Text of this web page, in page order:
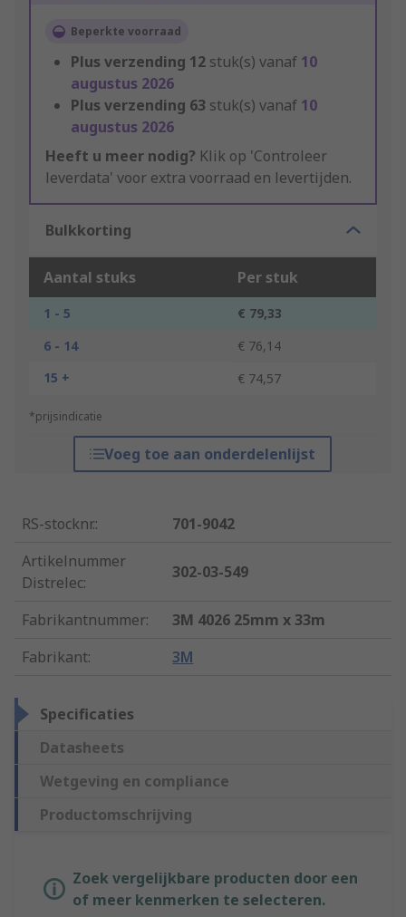
Beperkte voorraad
Plus verzending 12 stuk(s) vanaf 10
augustus 2026
Plus verzending 63 stuk(s) vanaf 10
augustus 2026
Heeft u meer nodig? Klik op 'Controleer
leverdata' voor extra voorraad en levertijden.
Bulkkorting
Aantal stuks Per stuk
1 - 5
€ 79,33
6 - 14
€ 76,14
15 +
€ 74,57
*prijsindicatie
Voeg toe aan onderdelenlijst
RS-stocknr.:
701-9042
Artikelnummer
Distrelec:
302-03-549
Fabrikantnummer:
3M 4026 25mm x 33m
Fabrikant: 3M
Specificaties
Datasheets
Wetgeving en compliance
Productomschrijving
Zoek vergelijkbare producten door een
of meer kenmerken te selecteren.